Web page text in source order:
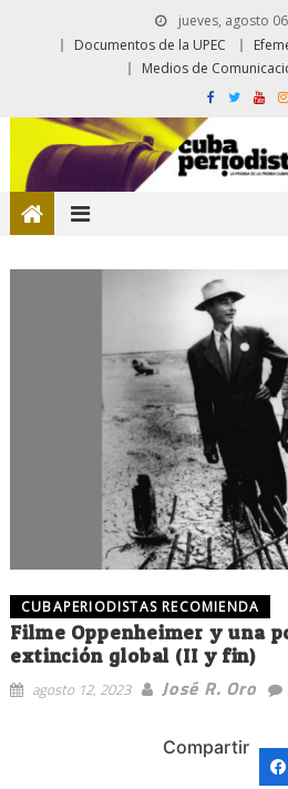
jueves, agosto
Documentos de la UPEC
Medios de
CUBAPERIODISTAS RECOMIENDA
Filme Oppenheimer y una
extinción global (II y fin)
agosto 12, 2023 José R. Oro
Compartir